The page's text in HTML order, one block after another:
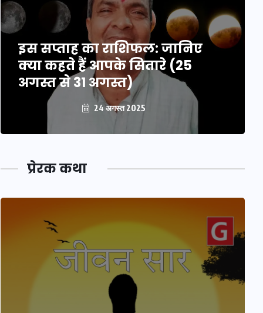
इस सप्ताह का राशिफल: जानिए
क्या कहते हैं आपके सितारे (25
अगस्त से 31 अगस्त)
24 अगस्त 2025
प्रेरक कथा